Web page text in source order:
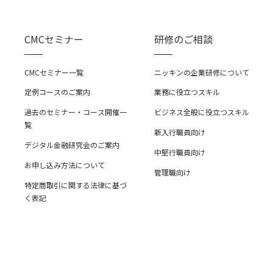
CMCセミナー
CMCセミナー一覧
定例コースのご案内
過去のセミナー・コース開催一
覧
デジタル金融研究会のご案内
お申し込み方法について
特定商取引に関する法律に基づ
く表記
研修のご相談
ニッキンの企業研修について
業務に役立つスキル
ビジネス全般に役立つスキル
新入行職員向け
中堅行職員向け
管理職向け